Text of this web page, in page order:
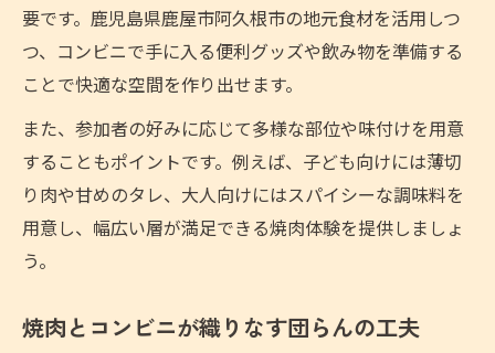
要です。鹿児島県鹿屋市阿久根市の地元食材を活用しつ
つ、コンビニで手に入る便利グッズや飲み物を準備する
ことで快適な空間を作り出せます。
また、参加者の好みに応じて多様な部位や味付けを用意
することもポイントです。例えば、子ども向けには薄切
り肉や甘めのタレ、大人向けにはスパイシーな調味料を
用意し、幅広い層が満足できる焼肉体験を提供しましょ
う。
焼肉とコンビニが織りなす団らんの工夫